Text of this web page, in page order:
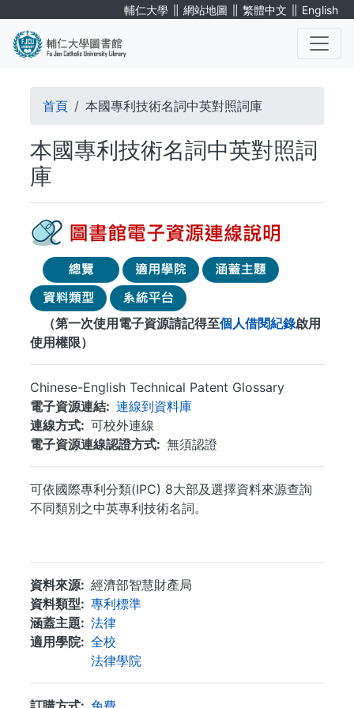
輔仁大學 ∥ 網站地圖 ∥ 繁體中文 ∥ English
導
航
連
結
首頁 本國專利技術名詞中英對照詞庫
本國專利技術名詞中英對照詞
庫
（第一次使用電子資源請記得至個人借閱紀錄啟用
使用權限）
Chinese-English Technical Patent Glossary
電子資源連結
連線到資料庫
連線方式
可校外連線
電子資源連線認證方式
無須認證
可依國際專利分類(IPC) 8大部及選擇資料來源查詢
不同類別之中英專利技術名詞。
資料來源
經濟部智慧財產局
資料類型
專利標準
涵蓋主題
法律
適用學院
全校
法律學院